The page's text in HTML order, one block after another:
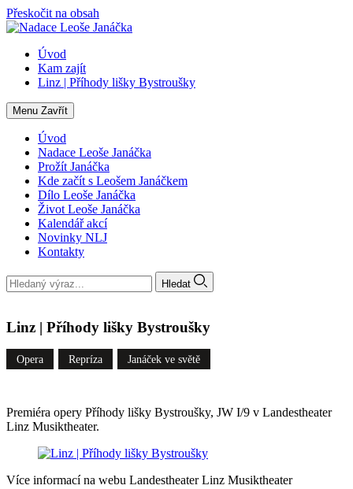
Přeskočit na obsah
Úvod
Kam zajít
Linz | Příhody lišky Bystroušky
Menu Zavřít
Úvod
Nadace Leoše Janáčka
Prožít Janáčka
Kde začít s Leošem Janáčkem
Dílo Leoše Janáčka
Život Leoše Janáčka
Kalendář akcí
Novinky NLJ
Kontakty
Hledat
Linz | Příhody lišky Bystroušky
Opera Repríza Janáček ve světě
Premiéra opery Příhody lišky Bystroušky, JW I/9 v Landestheater
Linz Musiktheater.
Více informací na webu Landestheater Linz Musiktheater